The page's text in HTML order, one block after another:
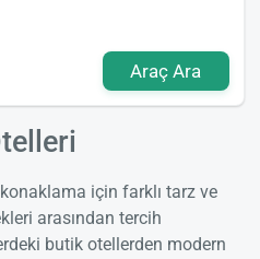
Araç Ara
için farklı tarz ve
arasından tercih
butik otellerden modern